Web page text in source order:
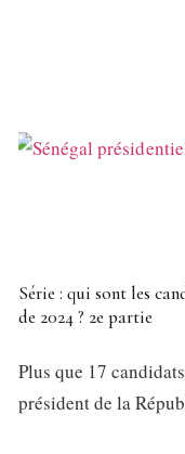
Série : qui sont les
de 2024 ? 2e partie
Plus que 17
président de la